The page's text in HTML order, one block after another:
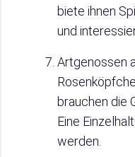
biete ihnen
und
Artgenossen
brauchen die
Eine
werden.